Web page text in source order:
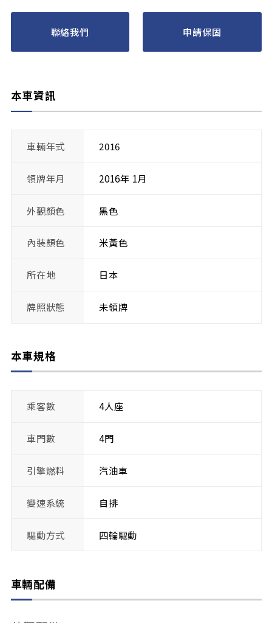
聯絡我們 申請保固
本車資訊
車輛年式 2016
領牌年月 2016年 1月
外觀顏色 黑色
內裝顏色 米黃色
所在地 日本
牌照狀態 未領牌
本車規格
乘客數 4人座
車門數 4門
引擎燃料 汽油車
變速系統 自排
驅動方式 四輪驅動
車輛配備